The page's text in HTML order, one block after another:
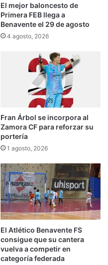
El mejor baloncesto de
Primera FEB llega a
Benavente el 29 de agosto
4 agosto, 2026
Fran Árbol se incorpora al
Zamora CF para reforzar su
portería
1 agosto, 2026
El Atlético Benavente FS
consigue que su cantera
vuelva a competir en
categoría federada